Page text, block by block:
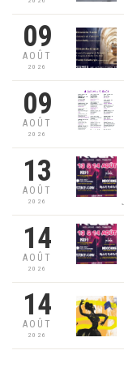
09
AOÛT
2026
09
AOÛT
2026
13
AOÛT
2026
14
AOÛT
2026
14
AOÛT
2026